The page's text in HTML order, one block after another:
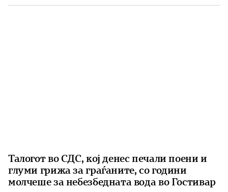
има нов Закон за енергетика, усогласен со европските
Талогот во СДС, кој денес печали поени и
глуми грижа за граѓаните, со години
молчеше за небезбедната вода во Гостивар